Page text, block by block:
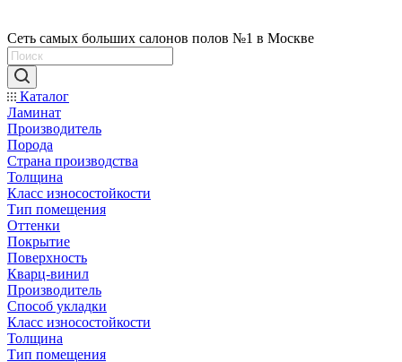
Сеть самых больших салонов полов №1 в Москве
Каталог
Ламинат
Производитель
Порода
Страна производства
Толщина
Класс износостойкости
Тип помещения
Оттенки
Покрытие
Поверхность
Кварц-винил
Производитель
Способ укладки
Класс износостойкости
Толщина
Тип помещения